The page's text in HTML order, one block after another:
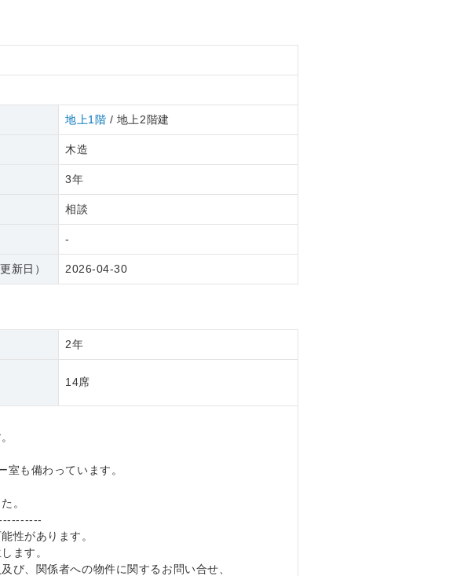
地上1階 / 地上2階建
木造
3年
相談
-
新日） 2026-04-30
2年
14席
も備わっています。
。
性があります。
ます。
び、関係者への物件に関するお問い合せ、